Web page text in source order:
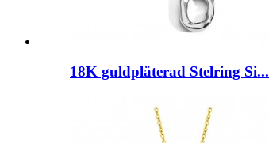
18K guldpläterad Stelring Si...